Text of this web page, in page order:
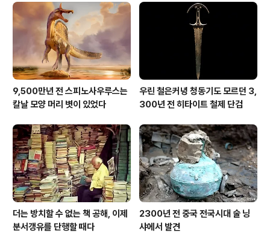
9,500만년 전 스피노사우루스는
칼날 모양 머리 볏이 있었다
우린 철은커녕 청동기도 모르던 3,
300년 전 히타이트 철제 단검
더는 방치할 수 없는 책 공해, 이제
분서갱유를 단행할 때다
2300년 전 중국 전국시대 술 닝
샤에서 발견